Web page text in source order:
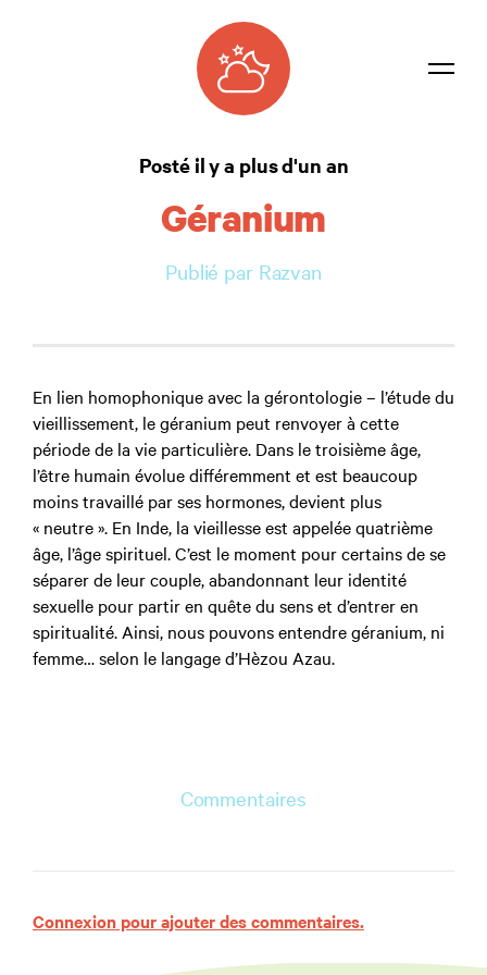
Contacter
Connexion
Posté il y a plus d'un an
Géranium
Publié par Razvan
En lien homophonique avec la gérontologie – l’étude du
vieillissement, le géranium peut renvoyer à cette
période de la vie particulière. Dans le troisième âge,
l’être humain évolue différemment et est beaucoup
moins travaillé par ses hormones, devient plus
« neutre ». En Inde, la vieillesse est appelée quatrième
âge, l’âge spirituel. C’est le moment pour certains de se
séparer de leur couple, abandonnant leur identité
sexuelle pour partir en quête du sens et d’entrer en
spiritualité. Ainsi, nous pouvons entendre géranium, ni
femme… selon le langage d’Hèzou Azau.
Commentaires
Connexion pour ajouter des commentaires.